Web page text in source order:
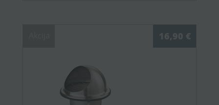
16,90 €